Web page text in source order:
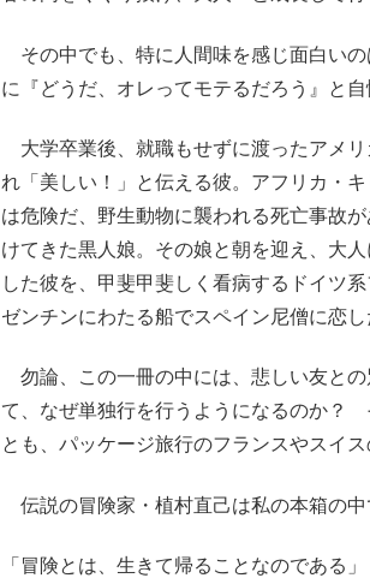
その中でも、特に人間味を感じ面白い
に『どうだ、オレってモテるだろう』と
大学卒業後、就職もせずに渡ったアメ
れ「美しい！」と伝える彼。アフリカ・
は危険だ、野生動物に襲われる死亡事故
けてきた黒人娘。その娘と朝を迎え、大
した彼を、甲斐甲斐しく看病するドイツ
ゼンチンにわたる船でスペイン尼僧に恋
勿論、この一冊の中には、悲しい友と
て、なぜ単独行を行うようになるのか？
とも、パッケージ旅行のフランスやスイ
伝説の冒険家・植村直己は私の本箱の中
「冒険とは、生きて帰ることなのである」